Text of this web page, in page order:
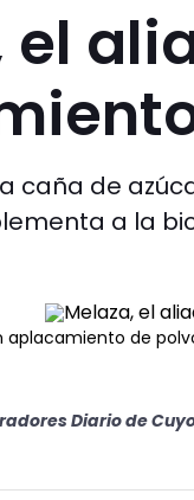
el
caña de
a la
aplacamiento de
Diario de